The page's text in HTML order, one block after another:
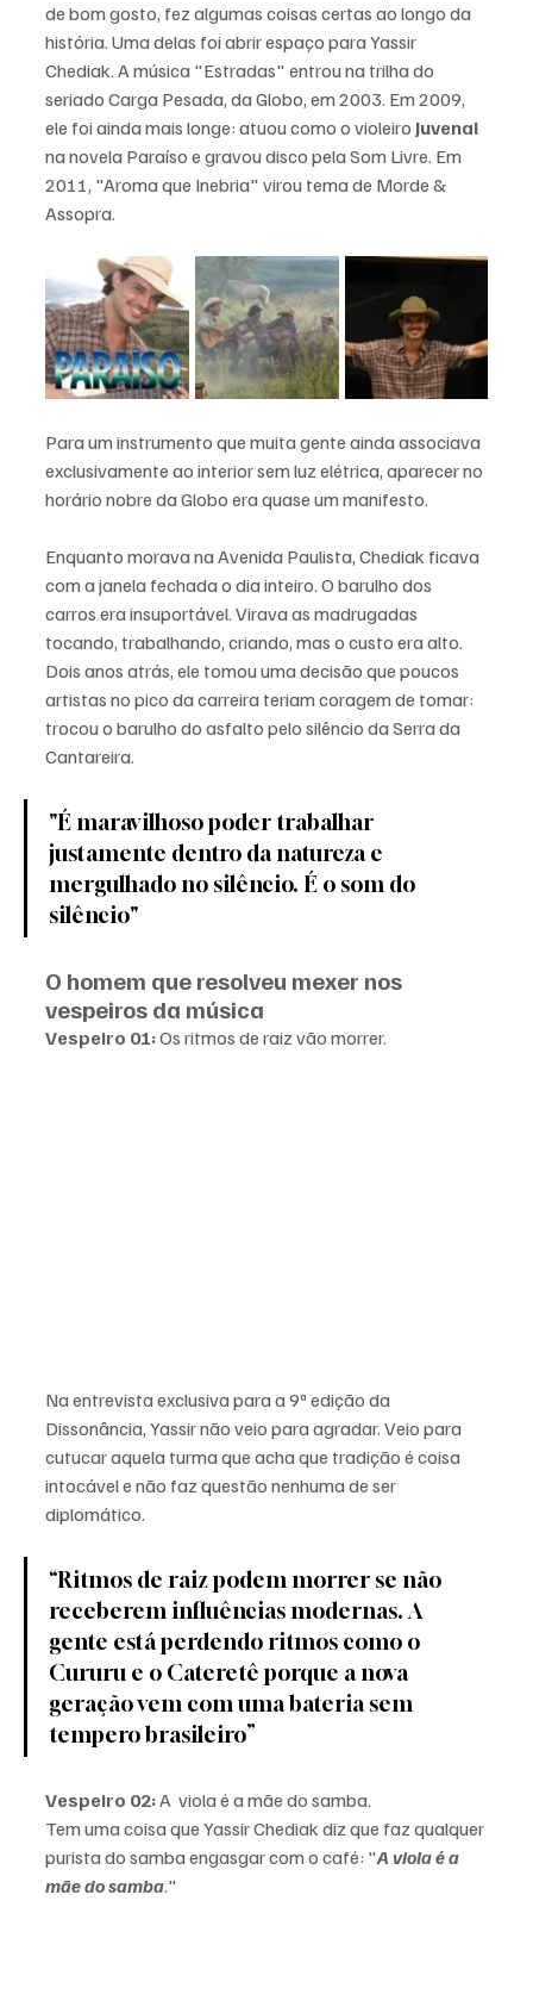
de bom gosto, fez algumas coisas certas ao longo da
história. Uma delas foi abrir espaço para Yassir
Chediak. A música "Estradas" entrou na trilha do
seriado Carga Pesada, da Globo, em 2003. Em 2009,
ele foi ainda mais longe: atuou como o violeiro Juvenal
na novela Paraíso e gravou disco pela Som Livre. Em
2011, "Aroma que Inebria" virou tema de Morde &
Assopra.
Para um instrumento que muita gente ainda associava
exclusivamente ao interior sem luz elétrica, aparecer no
horário nobre da Globo era quase um manifesto.
Enquanto morava na Avenida Paulista, Chediak ficava
com a janela fechada o dia inteiro. O barulho dos
carros era insuportável. Virava as madrugadas
tocando, trabalhando, criando, mas o custo era alto.
Dois anos atrás, ele tomou uma decisão que poucos
artistas no pico da carreira teriam coragem de tomar:
trocou o barulho do asfalto pelo silêncio da Serra da
Cantareira.
"É maravilhoso poder trabalhar
justamente dentro da natureza e
mergulhado no silêncio. É o som do
silêncio"
O homem que resolveu mexer nos
vespeiros da música
Vespeiro 01: Os ritmos de raiz vão morrer.
Na entrevista exclusiva para a 9ª edição da
Dissonância, Yassir não veio para agradar. Veio para
cutucar aquela turma que acha que tradição é coisa
intocável e não faz questão nenhuma de ser
diplomático.
“Ritmos de raiz podem morrer se não
receberem influências modernas. A
gente está perdendo ritmos como o
Cururu e o Cateretê porque a nova
geração vem com uma bateria sem
tempero brasileiro”
Vespeiro 02: A  viola é a mãe do samba.
Tem uma coisa que Yassir Chediak diz que faz qualquer
purista do samba engasgar com o café: "A viola é a
mãe do samba."